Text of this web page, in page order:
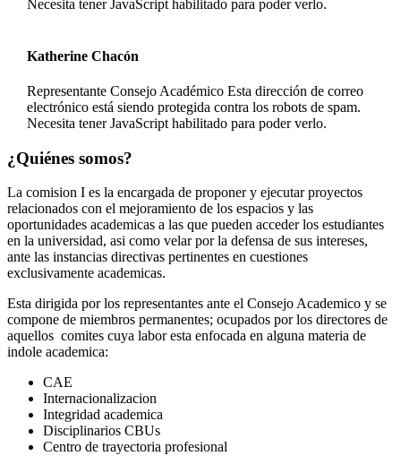
Necesita tener JavaScript habilitado para poder verlo.
Katherine Chacón
Representante Consejo Académico Esta dirección de correo
electrónico está siendo protegida contra los robots de spam.
Necesita tener JavaScript habilitado para poder verlo.
¿Quiénes somos?
La comision I es la encargada de proponer y ejecutar proyectos
relacionados con el mejoramiento de los espacios y las
oportunidades academicas a las que pueden acceder los estudiantes
en la universidad, asi como velar por la defensa de sus intereses,
ante las instancias directivas pertinentes en cuestiones
exclusivamente academicas.
Esta dirigida por los representantes ante el Consejo Academico y se
compone de miembros permanentes; ocupados por los directores de
aquellos comites cuya labor esta enfocada en alguna materia de
indole academica:
CAE
Internacionalizacion
Integridad academica
Disciplinarios CBUs
Centro de trayectoria profesional